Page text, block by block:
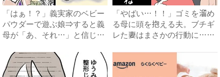
「はぁ！？」義実家のベビー
パウダーで遊ぶ娘⇒すると義
母が「あ、それ…」と信じら
「やばい…！！」ゴミを溜め
る母に頭を抱える夫。ブチギ
レた妻はまさかの行動に…！